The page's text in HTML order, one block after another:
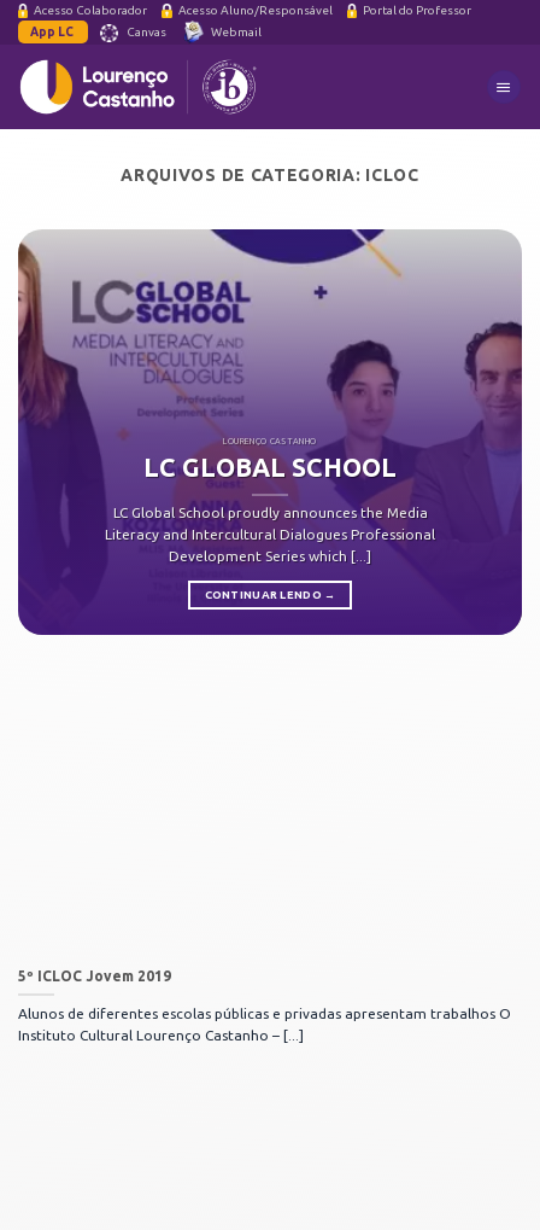
Skip
content
Acesso Colaborador Acesso Aluno/Responsável
Portal do Professor
App LC
Canvas Webmail
ARQUIVOS DE CATEGORIA: ICLOC
LOURENÇO CASTANHO
LC GLOBAL SCHOOL
LC Global School proudly announces the Media
Literacy and Intercultural Dialogues Professional
Development Series which [...]
CONTINUAR LENDO →
5º ICLOC Jovem 2019
Alunos de diferentes escolas públicas e privadas apresentam trabalhos O
Instituto Cultural Lourenço Castanho – [...]